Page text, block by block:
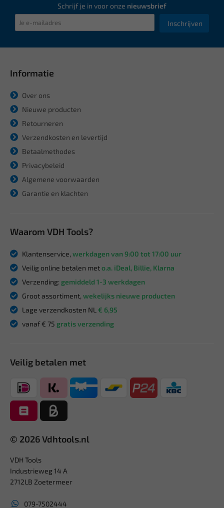
Schrijf je in voor onze nieuwsbrief
Inschrijven
Informatie
Over ons
Nieuwe producten
Retourneren
Verzendkosten en levertijd
Betaalmethodes
Privacybeleid
Algemene voorwaarden
Garantie en klachten
Waarom VDH Tools?
Klantenservice, werkdagen van 9:00 tot 17:00 uur
Veilig online betalen meto.a. iDeal, Billie, Klarna
Verzending: gemiddeld 1-3 werkdagen
Groot assortiment, wekelijks nieuwe producten
Lage verzendkosten NL € 6,95
vanaf € 75 gratis verzending
Veilig betalen met
© 2026 Vdhtools.nl
VDH Tools
Industrieweg 14 A
2712LB Zoetermeer
079-7502444